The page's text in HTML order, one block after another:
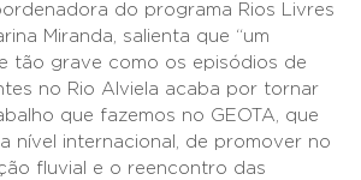
do programa Rios Livres
Miranda, salienta que “um
tão grave como os episódios de
no Rio Alviela acaba por tornar
que fazemos no GEOTA, que
nível internacional, de promover no
fluvial e o reencontro das